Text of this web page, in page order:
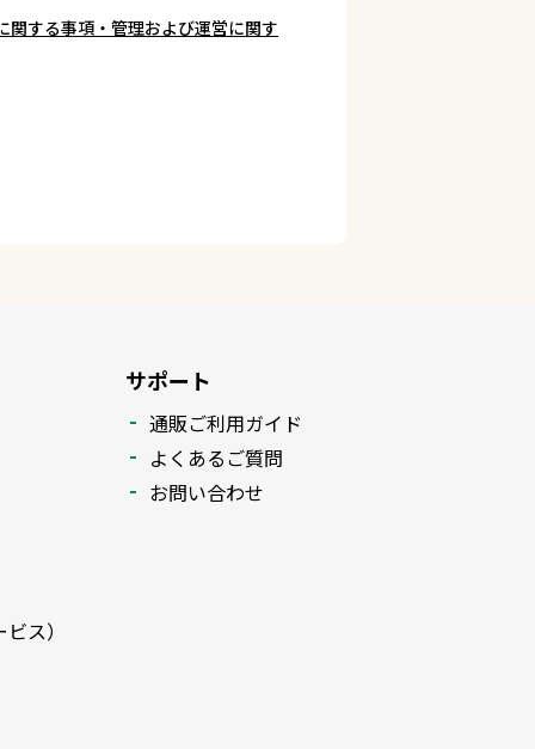
関する事項・管理および運営に関す
ス）
サポート
通販ご利用ガイド
よくあるご質問
お問い合わせ